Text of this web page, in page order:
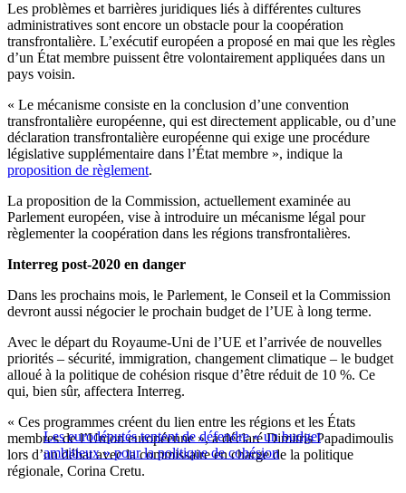
Les problèmes et barrières juridiques liés à différentes cultures
administratives sont encore un obstacle pour la coopération
transfrontalière. L’exécutif européen a proposé en mai que les règles
d’un État membre puissent être volontairement appliquées dans un
pays voisin.
« Le mécanisme consiste en la conclusion d’une convention
transfrontalière européenne, qui est directement applicable, ou d’une
déclaration transfrontalière européenne qui exige une procédure
législative supplémentaire dans l’État membre », indique la
proposition de règlement.
La proposition de la Commission, actuellement examinée au
Parlement européen, vise à introduire un mécanisme légal pour
règlementer la coopération dans les régions transfrontalières.
Interreg post-2020 en danger
Dans les prochains mois, le Parlement, le Conseil et la Commission
devront aussi négocier le prochain budget de l’UE à long terme.
Avec le départ du Royaume-Uni de l’UE et l’arrivée de nouvelles
priorités – sécurité, immigration, changement climatique – le budget
alloué à la politique de cohésion risque d’être réduit de 10 %. Ce
qui, bien sûr, affectera Interreg.
Les eurodéputés tentent de défendre « un budget
ambitieux » pour la politique de cohésion
« Ces programmes créent du lien entre les régions et les États
membres de l’Union européenne », a déclaré Dimitris Papadimoulis
lors d’un débat avec la commissaire en charge de la politique
régionale, Corina Cretu.